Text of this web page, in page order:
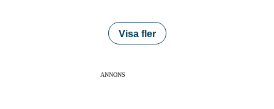
Visa fler
ANNONS